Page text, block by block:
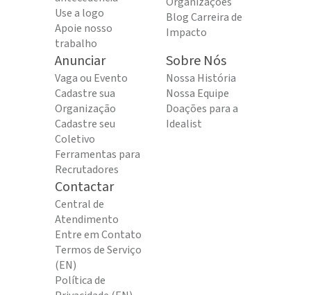
Use a logo
Apoie nosso
trabalho
Blog Carreira de
Impacto
Anunciar
Vaga ou Evento
Cadastre sua
Organização
Cadastre seu
Coletivo
Ferramentas para
Recrutadores
Sobre Nós
Nossa História
Nossa Equipe
Doações para a
Idealist
Contactar
Central de
Atendimento
Entre em Contato
Termos de Serviço
(EN)
Política de